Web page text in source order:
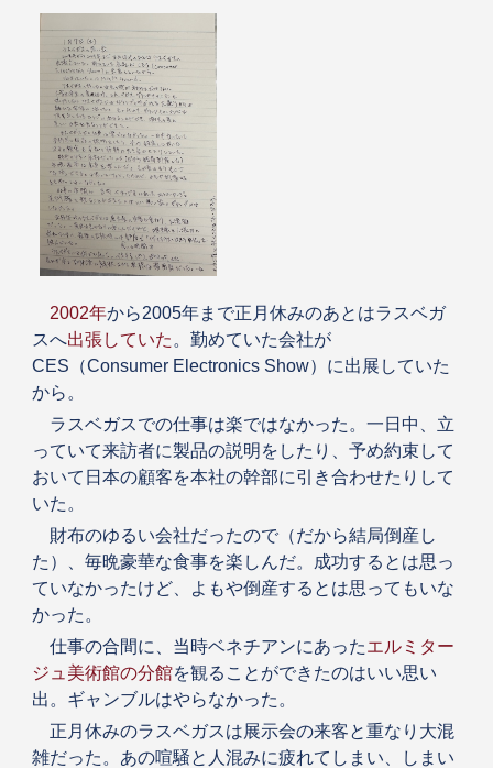
2002年から2005年まで正月休みのあとはラスベガ
スへ出張していた 。勤めていた会社が
CES（Consumer Electronics Show）に出展していた
から。
ラスベガスでの仕事は楽ではなかった。一日中、立
っていて来訪者に製品の説明をしたり、予め約束して
おいて日本の顧客を本社の幹部に引き合わせたりして
いた。
財布のゆるい会社だったので（だから結局倒産し
た）、毎晩豪華な食事を楽しんだ。成功するとは思っ
ていなかったけど、よもや倒産するとは思ってもいな
かった。
仕事の合間に、当時ベネチアンにあったエルミター
ジュ美術館の分館を観ることができたのはいい思い
出。ギャンブルはやらなかった。
正月休みのラスベガスは展示会の来客と重なり大混
雑だった。あの喧騒と人混みに疲れてしまい、しまい